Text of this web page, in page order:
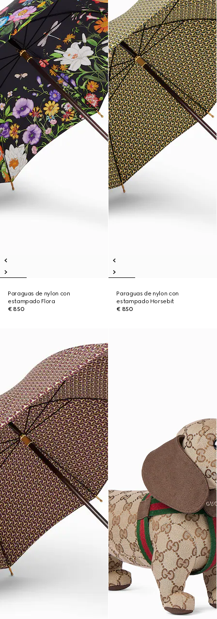
Paraguas de nylon con
estampado Flora
€ 850
Paraguas de nylon con
estampado Horsebit
€ 850